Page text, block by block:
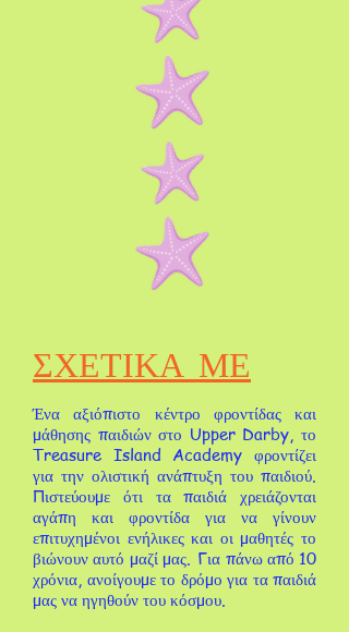
ΣΧΕΤΙΚΑ ΜΕ
Ένα αξιόπιστο κέντρο φροντίδας και
μάθησης παιδιών στο Upper Darby, το
Treasure Island Academy φροντίζει
για την ολιστική ανάπτυξη του παιδιού.
Πιστεύουμε ότι τα παιδιά χρειάζονται
αγάπη και φροντίδα για να γίνουν
επιτυχημένοι ενήλικες και οι μαθητές το
βιώνουν αυτό μαζί μας. Για πάνω από 10
χρόνια, ανοίγουμε το δρόμο για τα παιδιά
μας να ηγηθούν του κόσμου.